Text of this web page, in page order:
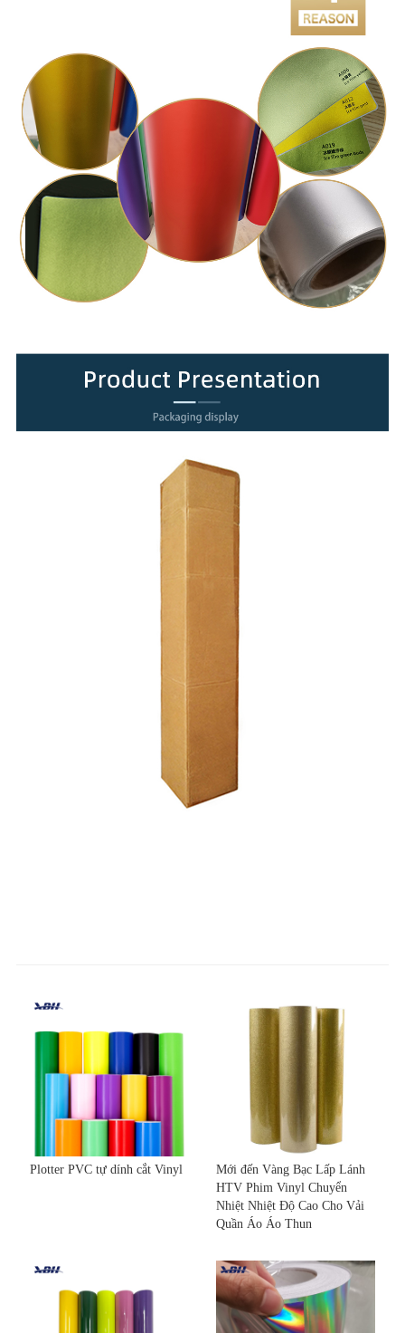
Plotter PVC tự dính cắt Vinyl
Mới đến Vàng Bạc Lấp Lánh
HTV Phim Vinyl Chuyển
Nhiệt Nhiệt Độ Cao Cho Vải
Quần Áo Áo Thun